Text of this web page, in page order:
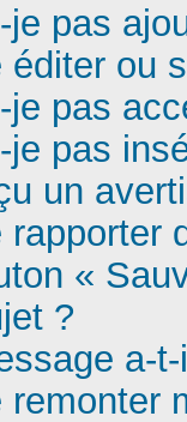
pas
ou
je pas
je pas
un
«
?
a-
remonter